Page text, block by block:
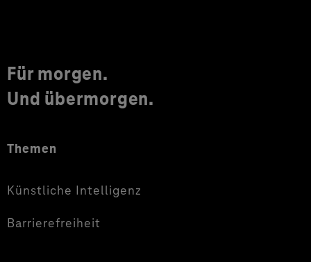
Für morgen.
Und übermorgen.
Themen
Künstliche Intelligenz
Barrierefreiheit